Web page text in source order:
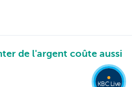
de l'argent coûte aussi
KBC Live